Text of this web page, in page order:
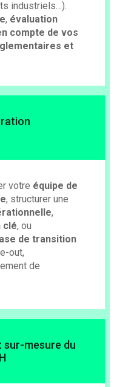
industriels…).
, évaluation
compte de vos
et
votre équipe de
, structurer une
,
clé, ou
de transition
out,
de
mesure du